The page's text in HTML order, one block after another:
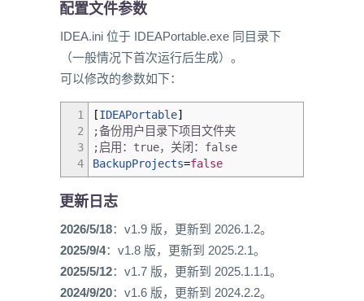
配置文件参数
IDEA.ini 位于 IDEAPortable.exe 同目录下
（一般情况下首次运行后生成）。
可以修改的参数如下：
1
2
3
4
[IDEAPortable]
;备份用户目录下项目文件夹
;启用：true，关闭：false
BackupProjects=false
更新日志
2026/5/18：v1.9 版，更新到 2026.1.2。
2025/9/4：v1.8 版，更新到 2025.2.1。
2025/5/12：v1.7 版，更新到 2025.1.1.1。
2024/9/20：v1.6 版，更新到 2024.2.2。